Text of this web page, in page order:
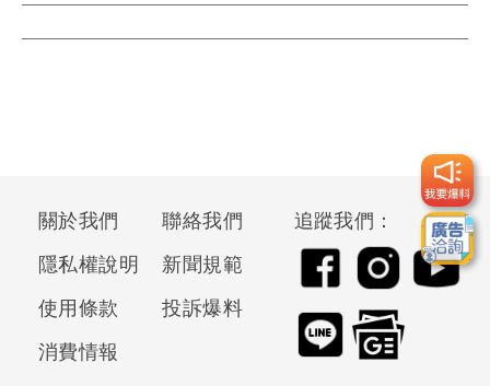
藝圈相關人士販售毒品等行為，成為兩方執法機關重點
追查對象；所幸透過與刑事警察局長期情資交換與跨境
關於我們
聯絡我們
隱私權說明
新聞規範
使用條款
投訴爆料
消費情報
追蹤我們：